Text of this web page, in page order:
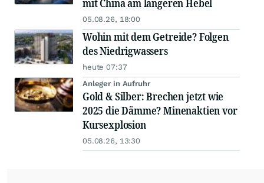
mit China am längeren Hebel
05.08.26, 18:00
Wohin mit dem Getreide? Folgen
des Niedrigwassers
heute 07:37
Anleger in Aufruhr
Gold & Silber: Brechen jetzt wie
2025 die Dämme? Minenaktien vor
Kursexplosion
05.08.26, 13:30